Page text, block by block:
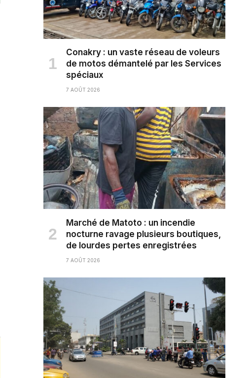
Conakry : un vaste réseau de voleurs
de motos démantelé par les Services
spéciaux
7 AOÛT 2026
Marché de Matoto : un incendie
nocturne ravage plusieurs boutiques,
de lourdes pertes enregistrées
7 AOÛT 2026